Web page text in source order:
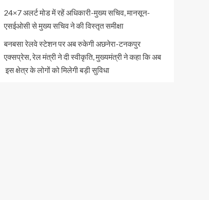
24×7 अलर्ट मोड में रहें अधिकारी-मुख्य सचिव, मानसून-
एसईओसी से मुख्य सचिव ने की विस्तृत समीक्षा
बनबसा रेलवे स्टेशन पर अब रुकेगी अछनेरा-टनकपुर
एक्सप्रेस, रेल मंत्री ने दी स्वीकृति, मुख्यमंत्री ने कहा कि अब
इस क्षेत्र के लोगों को मिलेगी बड़ी सुविधा